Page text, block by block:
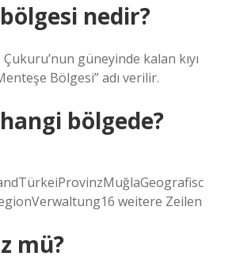
nedir?
güneyinde kalan kıyı
Bölgesi” adı verilir.
bölgede?
weitere Zeilen
mü?